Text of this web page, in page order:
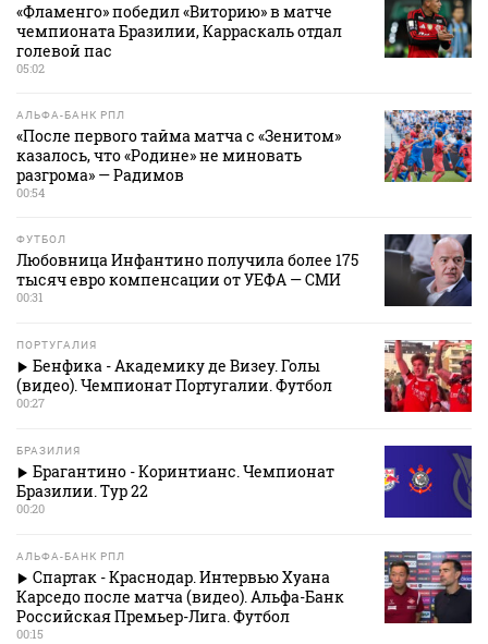
«Фламенго» победил «Виторию» в матче
чемпионата Бразилии, Карраскаль отдал
голевой пас
05:02
АЛЬФА-БАНК РПЛ
«После первого тайма матча с «Зенитом»
казалось, что «Родине» не миновать
разгрома» — Радимов
00:54
ФУТБОЛ
Любовница Инфантино получила более 175
тысяч евро компенсации от УЕФА — СМИ
00:31
ПОРТУГАЛИЯ
Бенфика - Академику де Визеу. Голы
(видео). Чемпионат Португалии. Футбол
00:27
БРАЗИЛИЯ
Брагантино - Коринтианс. Чемпионат
Бразилии. Тур 22
00:20
АЛЬФА-БАНК РПЛ
Спартак - Краснодар. Интервью Хуана
Карседо после матча (видео). Альфа-Банк
Российская Премьер-Лига. Футбол
00:15